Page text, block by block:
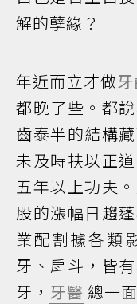
解的孽緣？
年近而立才做
都晚了些。都
齒泰半的結構
未及時扶以正
五年以上功夫
股的漲幅日趨
業配割據各類
牙、戽斗，皆
牙， 牙醫 總一